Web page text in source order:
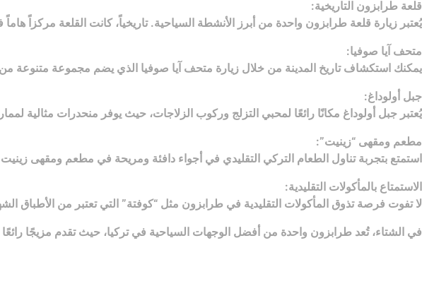
قلعة طرابزون التاريخية:
يُعتبر زيارة قلعة طرابزون واحدة من أبرز الأنشطة السياحية. تاريخياً، كانت القلعة مركزاً
متحف آيا صوفيا:
يمكنك استكشاف تاريخ المدينة من خلال زيارة متحف آيا صوفيا الذي يضم مجموعة متنوعة من
جبل أولوداغ:
يُعتبر جبل أولوداغ مكانًا رائعًا لمحبي التزلج وركوب الزلاجات، حيث يوفر منحدرات مثالية
مطعم ومقهى “زينيت”:
استمتع بتجربة تناول الطعام التركي التقليدي في أجواء دافئة ومريحة في مطعم ومقهى
الاستمتاع بالمأكولات التقليدية:
لا تفوت فرصة تذوق المأكولات التقليدية في طرابزون مثل “كوفتة” التي تعتبر من الأطباق
في الشتاء، تُعد طرابزون واحدة من أفضل الوجهات السياحية في تركيا، حيث تقدم مزيجًا رائعًا